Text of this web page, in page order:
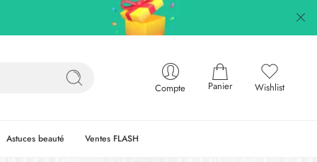
Compte Panier Wishlist
Astuces beauté Ventes FLASH